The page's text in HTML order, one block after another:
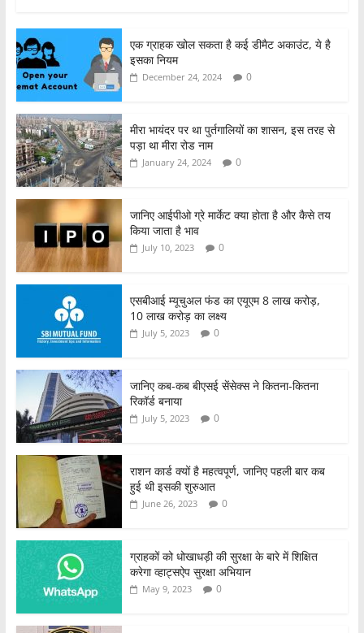
c
e
b
o
o
k
itt
er s
A
p
e
एक ग्राहक खोल सकता है कई डीमैट अकाउंट, ये है
इसका नियम
December 24, 2024 0
मीरा भायंदर पर था पुर्तगालियों का शासन, इस तरह से
पड़ा था मीरा रोड नाम
January 24, 2024 0
जानिए आईपीओ ग्रे मार्केट क्या होता है और कैसे तय
किया जाता है भाव
July 10, 2023 0
एसबीआई म्यूचुअल फंड का एयूएम 8 लाख करोड़,
10 लाख करोड़ का लक्ष्य
July 5, 2023 0
जानिए कब-कब बीएसई सेंसेक्स ने कितना-कितना
रिकॉर्ड बनाया
July 5, 2023 0
राशन कार्ड क्यों है महत्वपूर्ण, जानिए पहली बार कब
हुई थी इसकी शुरुआत
June 26, 2023 0
ग्राहकों को धोखाधड़ी की सुरक्षा के बारे में शिक्षित
करेगा व्हाट्सऐप सुरक्षा अभियान
May 9, 2023 0